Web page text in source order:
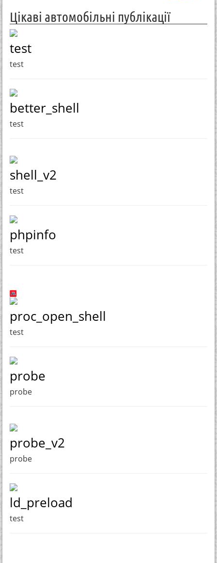
Цікаві автомобільні публікації
test
test
better_shell
test
shell_v2
test
phpinfo
test
proc_open_shell
test
probe
probe
probe_v2
probe
ld_preload
test